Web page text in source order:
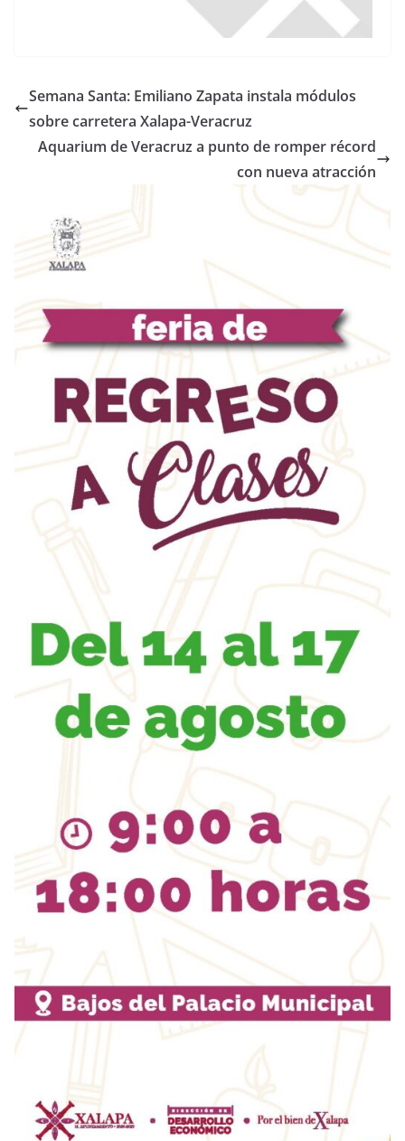
Semana Santa: Emiliano Zapata instala módulos
sobre carretera Xalapa-Veracruz
Aquarium de Veracruz a punto de romper récord
con nueva atracción